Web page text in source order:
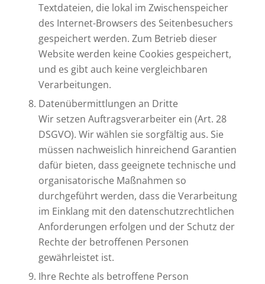
Textdateien, die lokal im Zwischenspeicher
des Internet-Browsers des Seitenbesuchers
gespeichert werden. Zum Betrieb dieser
Website werden keine Cookies gespeichert,
und es gibt auch keine vergleichbaren
Verarbeitungen.
Datenübermittlungen an Dritte
Wir setzen Auftragsverarbeiter ein (Art. 28
DSGVO). Wir wählen sie sorgfältig aus. Sie
müssen nachweislich hinreichend Garantien
dafür bieten, dass geeignete technische und
organisatorische Maßnahmen so
durchgeführt werden, dass die Verarbeitung
im Einklang mit den datenschutzrechtlichen
Anforderungen erfolgen und der Schutz der
Rechte der betroffenen Personen
gewährleistet ist.
Ihre Rechte als betroffene Person